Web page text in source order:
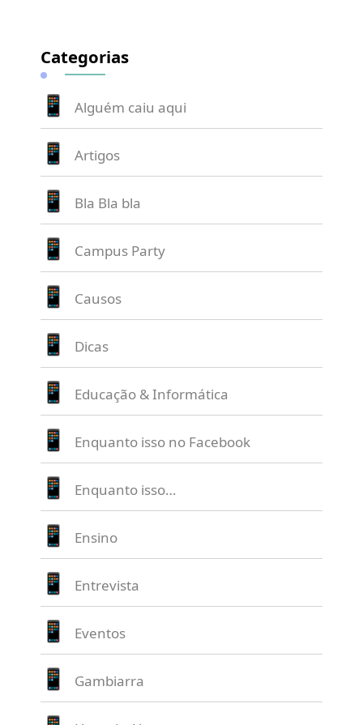
Categorias
Alguém caiu aqui
Artigos
Bla Bla bla
Campus Party
Causos
Dicas
Educação & Informática
Enquanto isso no Facebook
Enquanto isso…
Ensino
Entrevista
Eventos
Gambiarra